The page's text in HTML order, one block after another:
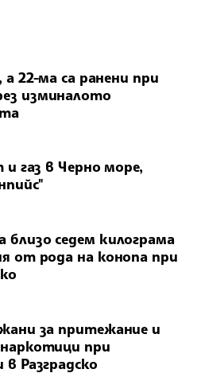
а 22-ма са ранени при
изминалото
газ в Черно море,
близо седем килограма
от рода на конопа при
за притежание и
при
Разградско